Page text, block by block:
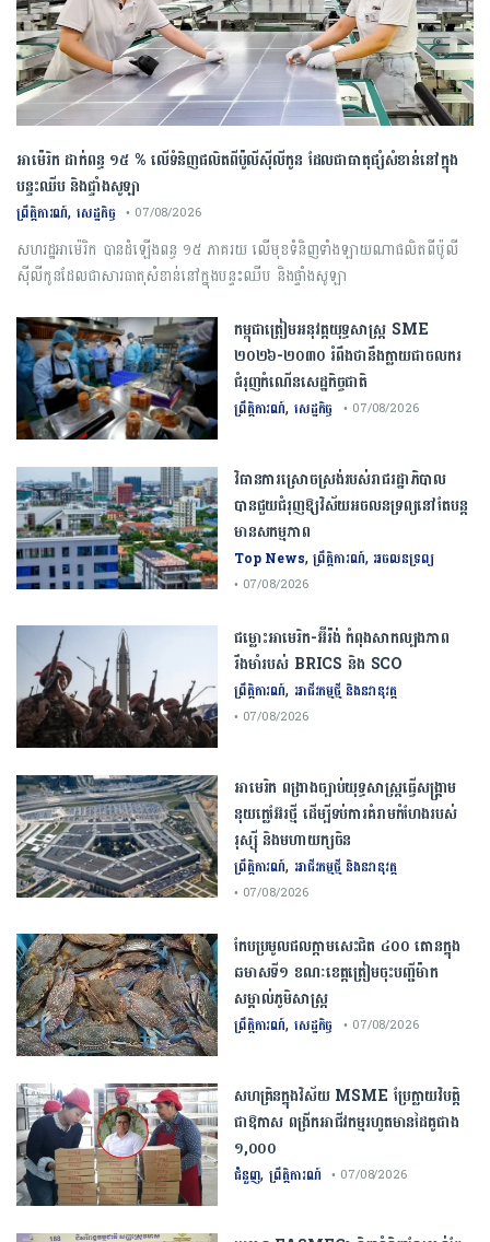
អាម៉េរិក ដាក់ពន្ធ ១៥ % លើទំនិញផលិតពីប៉ូលីស៊ីលីកូន ដែលជាធាតុផ្សំសំខាន់នៅក្នុង
បន្ទះឈីប និងផ្ទាំងសូឡា
ព្រឹត្តិការណ៍, សេដ្ឋកិច្ច • 07/08/2026
សហរដ្ឋអាម៉េរិក បានដំឡើងពន្ធ ១៥ ភាគរយ លើមុខទំនិញទាំងឡាយណាផលិតពីប៉ូលី
ស៊ីលីកូនដែលជាសារធាតុសំខាន់នៅក្នុងបន្ទះឈីប និងផ្ទាំងសូឡា
កម្ពុជា​ត្រៀមអនុវត្ត​យុទ្ធសាស្ត្រ​ ​SME​ ​
២០២៦​-​២០៣០​ រំពឹងថានឹងក្លាយ​ជា​ចលករ​
ជំរុញ​កំណើន​សេដ្ឋកិច្ច​ជាតិ​
ព្រឹត្តិការណ៍, សេដ្ឋកិច្ច • 07/08/2026
វិធានការស្រោចស្រង់របស់រាជរដ្ឋាភិបាល​
បាន​ជួយ​ជំរុញឱ្យវិស័យ​អចលនទ្រព្យនៅតែបន្ត​
មានសកម្មភាព
Top News,ព្រឹត្តិការណ៍, អចលនទ្រព្យ
• 07/08/2026
ជម្លោះ​អាមេរិក​-​អ៊ីរ៉ង់​ ​កំពុង​សាកល្បង​ភាព​
រឹងមាំ​របស់​ ​BRICS​ ​និង​ ​SCO​
ព្រឹត្តិការណ៍, អាជីវកម្មថ្មី និងនវានុវត្ត
• 07/08/2026
​អាមេរិក​ ពង្រាងច្បាប់​យុទ្ធសាស្ត្រ​ធ្វើ​សង្គ្រាម​
នុយក្លេអ៊ែរ​ថ្មី ដើម្បីទប់ការគំរាមកំហែងរបស់​
រុស្ស៊ី និងមហាយក្សចិន
ព្រឹត្តិការណ៍, អាជីវកម្មថ្មី និងនវានុវត្ត
• 07/08/2026
កែប​ប្រមូល​ផល​ក្តាម​សេះ​ជិត​ ​៤០០ ​តោន​ក្នុង​
ឆមាស​ទី​១​ ​ខណៈ​ខេត្ត​ត្រៀម​ចុះបញ្ជី​ម៉ាក​
សម្គាល់​ភូមិសាស្ត្រ​
ព្រឹត្តិការណ៍, សេដ្ឋកិច្ច • 07/08/2026
សហគ្រិនក្នុងវិស័យ MSME ប្រែក្លាយវិបត្តិ
ជាឱកាស ពង្រីកអាជីវកម្មរហូតមានដៃគូជាង
១,០០០
ជំនួញ,ព្រឹត្តិការណ៍ • 07/08/2026